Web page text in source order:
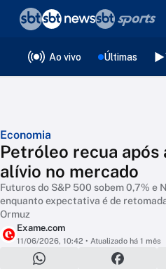
Ao vivo Últimas
Economia
Petróleo recua após
alívio no mercado
Futuros do S&P 500 sobem 0,7% e
enquanto expectativa é de
Ormuz
Exame.com
11/06/2026, 10:42 • Atualizado há 1 mês
❮voltar
Editorias